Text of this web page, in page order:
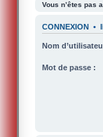
Vous n’êtes pas
CONNEXION •
Nom
Mot de passe :